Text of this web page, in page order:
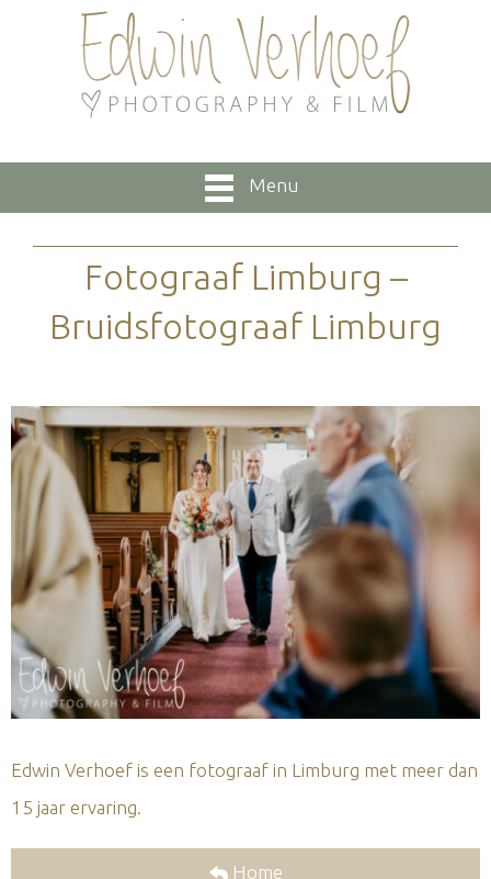
Menu
Fotograaf Limburg –
Bruidsfotograaf Limburg
Edwin Verhoef is een fotograaf in Limburg met meer dan
15 jaar ervaring.
Home